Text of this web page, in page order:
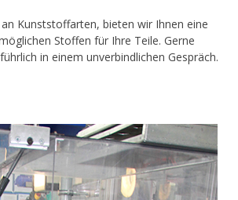
Kunststoffarten, bieten wir Ihnen eine
Stoffen für Ihre Teile. Gerne
in einem unverbindlichen Gespräch.